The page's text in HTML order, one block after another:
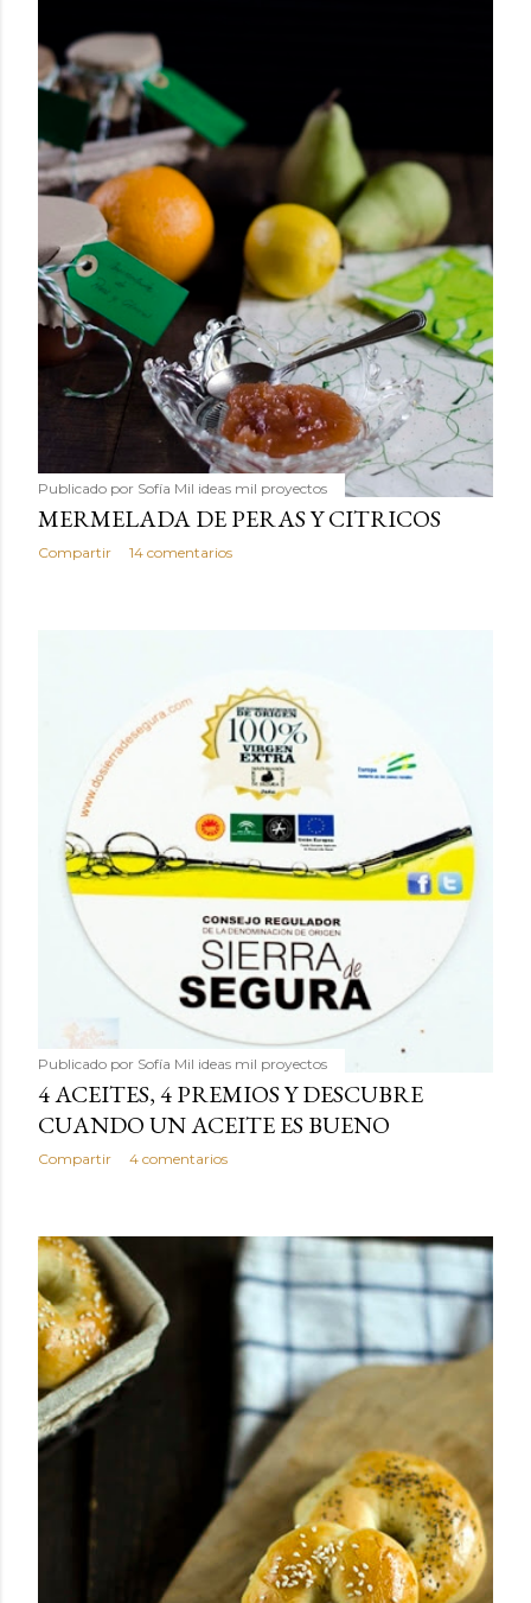
Publicado por Sofía Mil ideas mil proyectos
MERMELADA DE PERAS Y CITRICOS
Compartir 14 comentarios
Publicado por Sofía Mil ideas mil proyectos
4 ACEITES, 4 PREMIOS Y DESCUBRE
CUANDO UN ACEITE ES BUENO
Compartir 4 comentarios